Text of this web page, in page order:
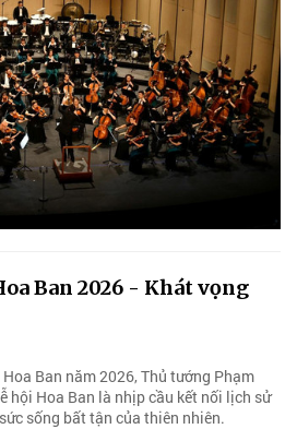
Ban 2026 - Khát vọng
Ban năm 2026, Thủ tướng Phạm
hội Hoa Ban là nhịp cầu kết nối lịch sử
sống bất tận của thiên nhiên.